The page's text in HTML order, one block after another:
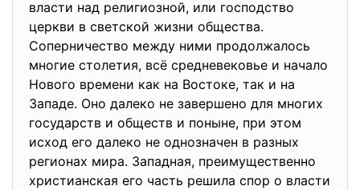
власти над религиозной, или господство
церкви в светской жизни общества.
Соперничество между ними продолжалось
многие столетия, всё средневековье и начало
Нового времени как на Востоке, так и на
Западе. Оно далеко не завершено для многих
государств и обществ и поныне, при этом
исход его далеко не однозначен в разных
регионах мира. Западная, преимущественно
христианская его часть решила спор о власти